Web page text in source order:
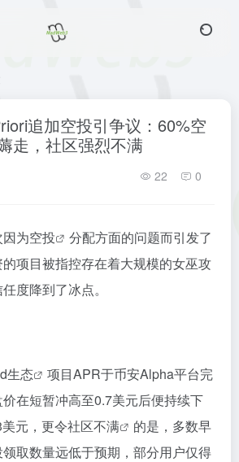
追加空投引争议：60%空
走，社区强烈不满
22 0
为空投
分配方面的问题而引发了
项目被指控存在着大规模的女巫攻
度降到了冰点。
生态
项目APR于币安Alpha平台完
在短暂冲高至0.7美元后便持续下
元，更令社区不满
的是，多数早
取数量远低于预期，部分用户仅得